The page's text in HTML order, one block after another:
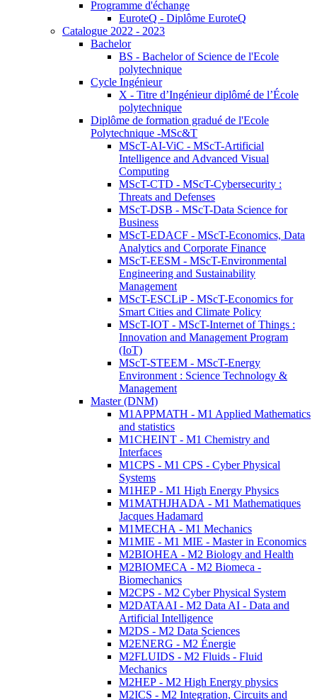
Programme d'échange
EuroteQ - Diplôme EuroteQ
Catalogue 2022 - 2023
Bachelor
BS - Bachelor of Science de l'Ecole
polytechnique
Cycle Ingénieur
X - Titre d’Ingénieur diplômé de l’École
polytechnique
Diplôme de formation gradué de l'Ecole
Polytechnique -MSc&T
MScT-AI-ViC - MScT-Artificial
Intelligence and Advanced Visual
Computing
MScT-CTD - MScT-Cybersecurity :
Threats and Defenses
MScT-DSB - MScT-Data Science for
Business
MScT-EDACF - MScT-Economics, Data
Analytics and Corporate Finance
MScT-EESM - MScT-Environmental
Engineering and Sustainability
Management
MScT-ESCLiP - MScT-Economics for
Smart Cities and Climate Policy
MScT-IOT - MScT-Internet of Things :
Innovation and Management Program
(IoT)
MScT-STEEM - MScT-Energy
Environment : Science Technology &
Management
Master (DNM)
M1APPMATH - M1 Applied Mathematics
and statistics
M1CHEINT - M1 Chemistry and
Interfaces
M1CPS - M1 CPS - Cyber Physical
Systems
M1HEP - M1 High Energy Physics
M1MATHJHADA - M1 Mathematiques
Jacques Hadamard
M1MECHA - M1 Mechanics
M1MIE - M1 MIE - Master in Economics
M2BIOHEA - M2 Biology and Health
M2BIOMECA - M2 Biomeca -
Biomechanics
M2CPS - M2 Cyber Physical System
M2DATAAI - M2 Data AI - Data and
Artificial Intelligence
M2DS - M2 Data Sciences
M2ENERG - M2 Énergie
M2FLUIDS - M2 Fluids - Fluid
Mechanics
M2HEP - M2 High Energy physics
M2ICS - M2 Integration, Circuits and